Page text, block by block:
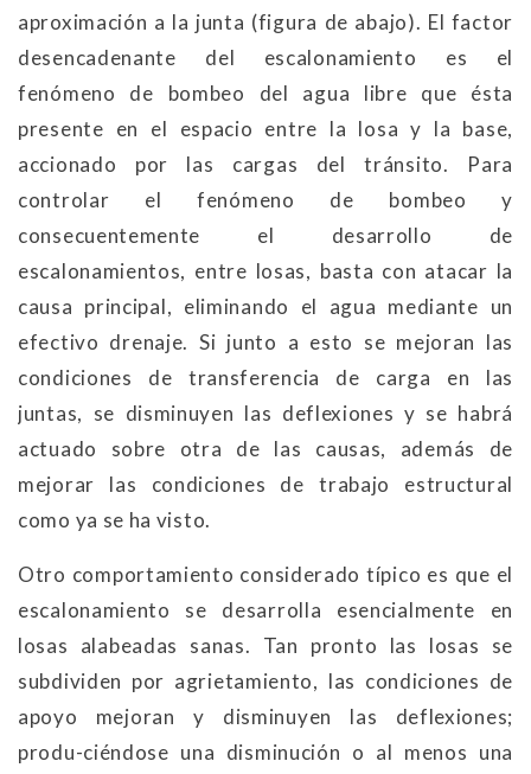
aproximación a la junta (figura de abajo). El factor
desencadenante del escalonamiento es el
fenómeno de bombeo del agua libre que ésta
presente en el espacio entre la losa y la base,
accionado por las cargas del tránsito. Para
controlar el fenómeno de bombeo y
consecuentemente el desarrollo de
escalonamientos, entre losas, basta con atacar la
causa principal, eliminando el agua mediante un
efectivo drenaje. Si junto a esto se mejoran las
condiciones de transferencia de carga en las
juntas, se disminuyen las deflexiones y se habrá
actuado sobre otra de las causas, además de
mejorar las condiciones de trabajo estructural
como ya se ha visto.
Otro comportamiento considerado típico es que el
escalonamiento se desarrolla esencialmente en
losas alabeadas sanas. Tan pronto las losas se
subdividen por agrietamiento, las condiciones de
apoyo mejoran y disminuyen las deflexiones;
produ-ciéndose una disminución o al menos una